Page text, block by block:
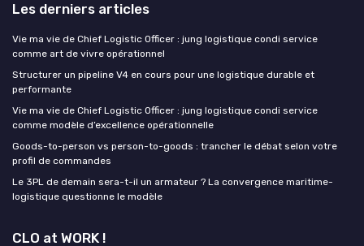
Les derniers articles
Vie ma vie de Chief Logistic Officer : jung logistique condi service
comme art de vivre opérationnel
Structurer un pipeline V4 en cours pour une logistique durable et
performante
Vie ma vie de Chief Logistic Officer : jung logistique condi service
comme modèle d’excellence opérationnelle
Goods-to-person vs person-to-goods : trancher le débat selon votre
profil de commandes
Le 3PL de demain sera-t-il un armateur ? La convergence maritime-
logistique questionne le modèle
CLO at WORK !